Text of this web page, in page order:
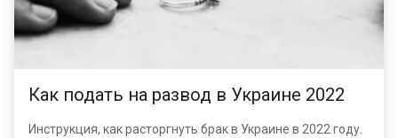
Как подать на развод в Украине 2022
Инструкция, как расторгнуть брак в Украине в 2022 году.